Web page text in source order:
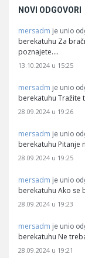
NOVI ODGOVORI
mersadm je unio
berekatuhu Za
poznajete.…
13.10.2024 u 15:25
mersadm je unio
berekatuhu Tražite
28.09.2024 u 19:26
mersadm je unio
berekatuhu Pitanje
28.09.2024 u 19:25
mersadm je unio
berekatuhu Ako se
28.09.2024 u 19:23
mersadm je unio
berekatuhu Ne
28.09.2024 u 19:21